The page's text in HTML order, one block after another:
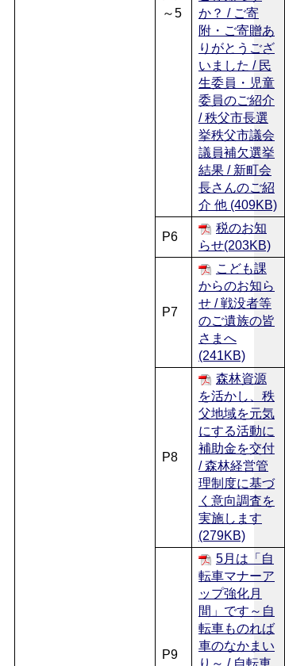
～5
か？ / ご寄
附・ご寄贈あ
りがとうござ
いました / 民
生委員・児童
委員のご紹介
/ 秩父市長選
挙秩父市議会
議員補欠選挙
結果 / 新町会
長さんのご紹
介 他 (409KB)
P6
税のお知
らせ(203KB)
P7
こども課
からのお知ら
せ / 戦没者等
のご遺族の皆
さまへ
(241KB)
P8
森林資源
を活かし、秩
父地域を元気
にする活動に
補助金を交付
/ 森林経営管
理制度に基づ
く意向調査を
実施します
(279KB)
P9
5月は「自
転車マナーア
ップ強化月
間」です～自
転車ものれば
車のなかまい
り～ / 自転車